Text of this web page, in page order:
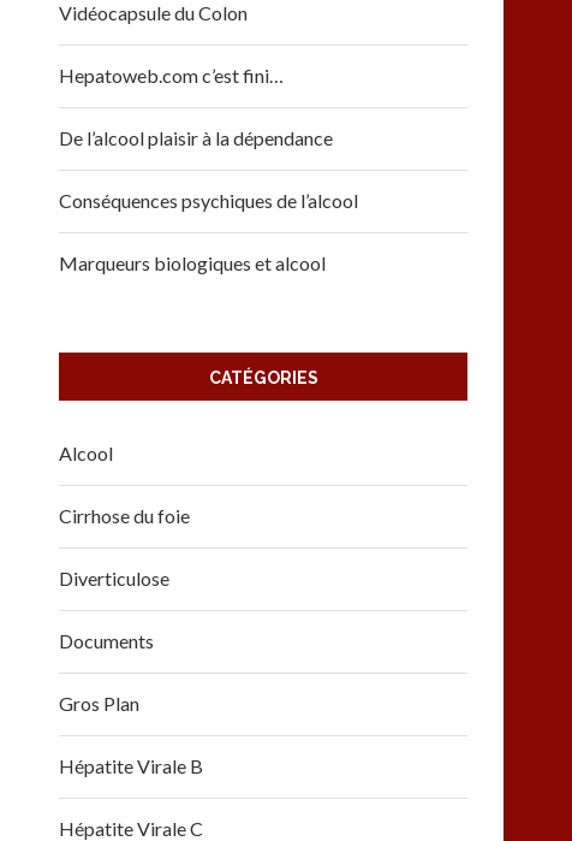
Vidéocapsule du Colon
Hepatoweb.com c’est fini…
De l’alcool plaisir à la dépendance
Conséquences psychiques de l’alcool
Marqueurs biologiques et alcool
CATÉGORIES
Alcool
Cirrhose du foie
Diverticulose
Documents
Gros Plan
Hépatite Virale B
Hépatite Virale C